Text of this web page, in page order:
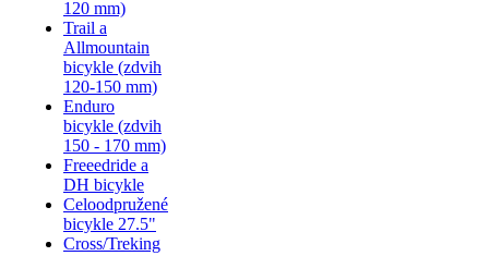
120 mm)
Trail a
Allmountain
bicykle (zdvih
120-150 mm)
Enduro
bicykle (zdvih
150 - 170 mm)
Freeedride a
DH bicykle
Celoodpružené
bicykle 27.5"
Cross/Treking